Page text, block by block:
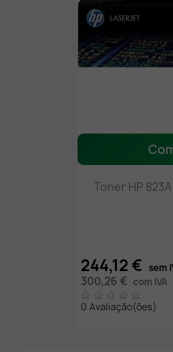
Toner HP
244,12 € sem
300,26 € com IVA
0 Avaliação(ões)